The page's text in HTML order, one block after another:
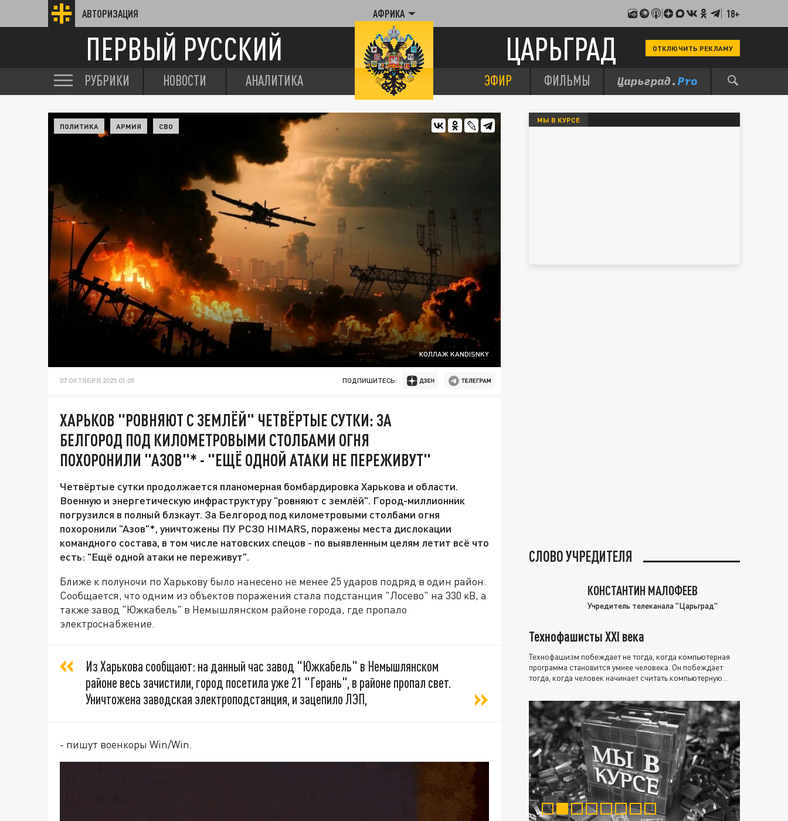
АВТОРИЗАЦИЯ АФРИКА 18+
ПЕРВЫЙ РУССКИЙ ЦАРЬГРАД ОТКЛЮЧИТЬ РЕКЛАМУ
РУБРИКИ НОВОСТИ АНАЛИТИКА ЭФИР ФИЛЬМЫ
КОЛЛАЖ KANDISNKY
ПОЛИТИКА АРМИЯ СВО
07 ОКТЯБРЯ 2025 01:05 ПОДПИШИТЕСЬ:
ХАРЬКОВ "РОВНЯЮТ С ЗЕМЛЁЙ" ЧЕТВЁРТЫЕ СУТКИ: ЗА
БЕЛГОРОД ПОД КИЛОМЕТРОВЫМИ СТОЛБАМИ ОГНЯ
ПОХОРОНИЛИ "АЗОВ"* - "ЕЩЁ ОДНОЙ АТАКИ НЕ ПЕРЕЖИВУТ"
Четвёртые сутки продолжается планомерная бомбардировка Харькова и области.
Военную и энергетическую инфраструктуру "ровняют с землёй". Город-миллионник
погрузился в полный блэкаут. За Белгород под километровыми столбами огня
похоронили "Азов"*, уничтожены ПУ РСЗО HIMARS, поражены места дислокации
командного состава, в том числе натовских спецов - по выявленным целям летит всё что
есть: "Ещё одной атаки не переживут".
Ближе к полуночи по Харькову было нанесено не менее 25 ударов подряд в один район.
Сообщается, что одним из объектов поражения стала подстанция "Лосево" на 330 кВ, а
также завод "Южкабель" в Немышлянском районе города, где пропало
электроснабжение.
Из Харькова сообщают: на данный час завод "Южкабель" в Немышлянском
районе весь зачистили, город посетила уже 21 "Герань", в районе пропал свет.
Уничтожена заводская электроподстанция, и зацепило ЛЭП,
- пишут военкоры Win/Win.
МЫ В КУРСЕ
СЛОВО УЧРЕДИТЕЛЯ
КОНСТАНТИН МАЛОФЕЕВ
Учредитель телеканала "Царьград"
Технофашисты XXI века
Технофашизм побеждает не тогда, когда компьютерная
программа становится умнее человека. Он побеждает
тогда, когда человек начинает считать компьютерную